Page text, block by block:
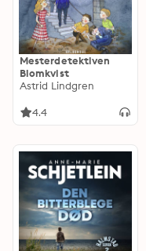
Mesterdetektiven
Blomkvist
Astrid Lindgren
4.4